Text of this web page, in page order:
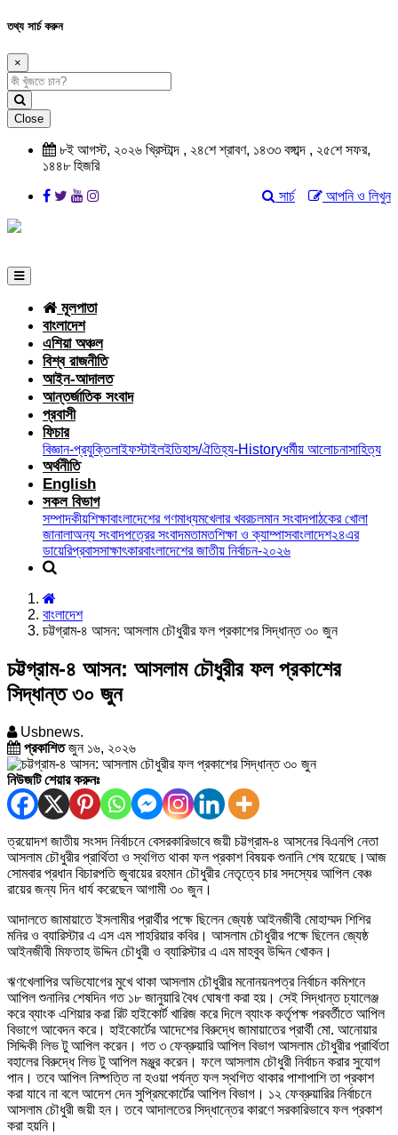
তথ্য সার্চ করুন
×
Close
৮ই আগস্ট, ২০২৬ খ্রিস্টাব্দ , ২৪শে শ্রাবণ, ১৪৩৩ বঙ্গাব্দ , ২৫শে সফর,
১৪৪৮ হিজরি
আপনি ও লিখুন
সার্চ
মূলপাতা
বাংলাদেশ
এশিয়া অঞ্চল
বিশ্ব রাজনীতি
আইন-আদালত
আন্তর্জাতিক সংবাদ
প্রবাসী
ফিচার
বিজ্ঞান-প্রযুক্তিলাইফস্টাইলইতিহাস/ঐতিহ্য-Historyধর্মীয় আলোচনাসাহিত্য
অর্থনীতি
English
সকল বিভাগ
সম্পাদকীয়শিক্ষাবাংলাদেশের গণমাধ্যমখেলার খবরচলমান সংবাদপাঠকের খোলা
জানালাঅন্য সংবাদপত্রের সংবাদমতামতশিক্ষা ও ক্যাম্পাসবাংলাদেশ২৪এর
ডায়েরিপ্রবাসসাক্ষাৎকারবাংলাদেশের জাতীয় নির্বাচন-২০২৬
বাংলাদেশ
চট্টগ্রাম-৪ আসন: আসলাম চৌধুরীর ফল প্রকাশের সিদ্ধান্ত ৩০ জুন
চট্টগ্রাম-৪ আসন: আসলাম চৌধুরীর ফল প্রকাশের
সিদ্ধান্ত ৩০ জুন
Usbnews.
প্রকাশিতজুন ১৬, ২০২৬
নিউজটি শেয়ার করুনঃ
ত্রয়োদশ জাতীয় সংসদ নির্বাচনে বেসরকারিভাবে জয়ী চট্টগ্রাম-৪ আসনের বিএনপি নেতা
আসলাম চৌধুরীর প্রার্থিতা ও স্থগিত থাকা ফল প্রকাশ বিষয়ক শুনানি শেষ হয়েছে।আজ
সোমবার প্রধান বিচারপতি জুবায়ের রহমান চৌধুরীর নেতৃত্বে চার সদস্যের আপিল বেঞ্চ
রায়ের জন্য দিন ধার্য করেছেন আগামী ৩০ জুন।
আদালতে জামায়াতে ইসলামীর প্রার্থীর পক্ষে ছিলেন জ্যেষ্ঠ আইনজীবী মোহাম্মদ শিশির
মনির ও ব্যারিস্টার এ এস এম শাহরিয়ার কবির। আসলাম চৌধুরীর পক্ষে ছিলেন জ্যেষ্ঠ
আইনজীবী মিফতাহ উদ্দিন চৌধুরী ও ব্যারিস্টার এ এম মাহবুব উদ্দিন খোকন।
ঋণখেলাপির অভিযোগের মুখে থাকা আসলাম চৌধুরীর মনোনয়নপত্র নির্বাচন কমিশনে
আপিল শুনানির শেষদিন গত ১৮ জানুয়ারি বৈধ ঘোষণা করা হয়। সেই সিদ্ধান্ত চ্যালেঞ্জ
করে ব্যাংক এশিয়ার করা রিট হাইকোর্ট খারিজ করে দিলে ব্যাংক কর্তৃপক্ষ পরবর্তীতে আপিল
বিভাগে আবেদন করে। হাইকোর্টের আদেশের বিরুদ্ধে জামায়াতের প্রার্থী মো. আনোয়ার
সিদ্দিকী লিভ টু আপিল করেন। গত ৩ ফেব্রুয়ারি আপিল বিভাগ আসলাম চৌধুরীর প্রার্থিতা
বহালের বিরুদ্ধে লিভ টু আপিল মঞ্জুর করেন। ফলে আসলাম চৌধুরী নির্বাচন করার সুযোগ
পান। তবে আপিল নিষ্পত্তি না হওয়া পর্যন্ত ফল স্থগিত থাকার পাশাপাশি তা প্রকাশ
করা যাবে না বলে আদেশ দেন সুপ্রিমকোর্টের আপিল বিভাগ। ১২ ফেব্রুয়ারির নির্বাচনে
আসলাম চৌধুরী জয়ী হন। তবে আদালতের সিদ্ধান্তের কারণে সরকারিভাবে ফল প্রকাশ
করা হয়নি।